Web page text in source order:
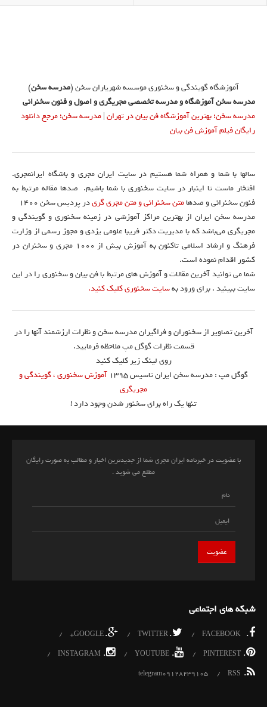
آموزشگاه گویندگی و سخنوری موسسه شهریاران سخن (مدرسه سخن)
مدرسه سخن آموزشگاه و مدرسه تخصصی مجریگری و اصول و فنون سخنرانی
مدرسه سخن؛ بهترین آموزشگاه فن بیان در تهران|مدرسه سخن؛ مرجع دانلود
رایگان فیلم آموزش فن بیان
سالها با شما و همراه شما هستیم در سایت ایران مجری و باشگاه ایرانمجری.
افتخار ماست تا اینبار در سایت سخنوری با شما باشیم. صدها مقاله مرتبط به
فنون سخنرانی و صدهامتن سخنرانی و متن مجری گریدر پردیس سخن 1400
مدرسه سخن ایران از بهترین مراکز آموزشی در زمینه سخنوری و گویندگی و
مجریگری می‌باشد که با مدیریت دکتر فریبا علومی یزدی و مجوز رسمی از وزارت
فرهنگ و ارشاد اسلامی تاکنون به آموزش بیش از ۱۰۰۰ مجری و سخنران در
کشور اقدام نموده است.
شما می توانید آخرین مقالات و آموزش های مرتبط با فن بیان و سخنوری را در این
سایت ببینید . برای ورود بهسایت سخنوری کلیک کنید.
آخرین تصاویر از سخنوران و فراگیران مدرسه سخن و نظرات ارزشمند آنها را در
قسمت نظرات گوگل مپ ملاحظه فرمایید.
روی لینک زیر کلیک کنید
گوگل مپ : مدرسه سخن ایران تاسیس ۱۳۹۵
آموزش سخنوری ، گویندگی و
مجریگری
تنها یک راه برای سخنور شدن وجود دارد !
با عضویت در خبرنامه ایران مجری شما از جدیدترین اخبار و مطالب به صورت رایگان
مطلع می شوید .
شبکه های اجتماعی
.
FACEBOOK
.
TWITTER
.
GOOGLE+
.
PINTEREST
.
YOUTUBE
.
INSTAGRAM
.
RSS
telegram09128239105